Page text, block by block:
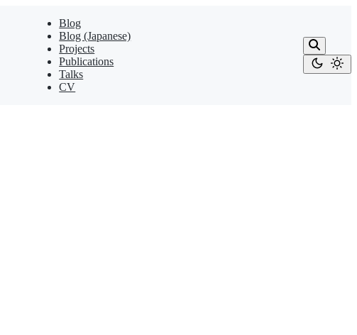
Blog
Blog (Japanese)
Projects
Publications
Talks
CV